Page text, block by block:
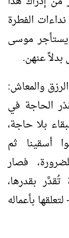
الفطرة
يستأجر موسى
بدلاً عنهن.
والمعاش:
الحاجة في
بلا حاجة،
أسقينا ثم
فصار
بقدرها،
بأعماله